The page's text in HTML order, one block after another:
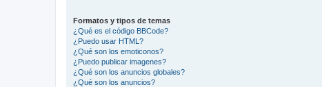
Formatos y tipos de temas
¿Qué es el código BBCode?
¿Puedo usar HTML?
¿Qué son los emoticonos?
¿Puedo publicar imagenes?
¿Qué son los anuncios globales?
¿Qué son los anuncios?